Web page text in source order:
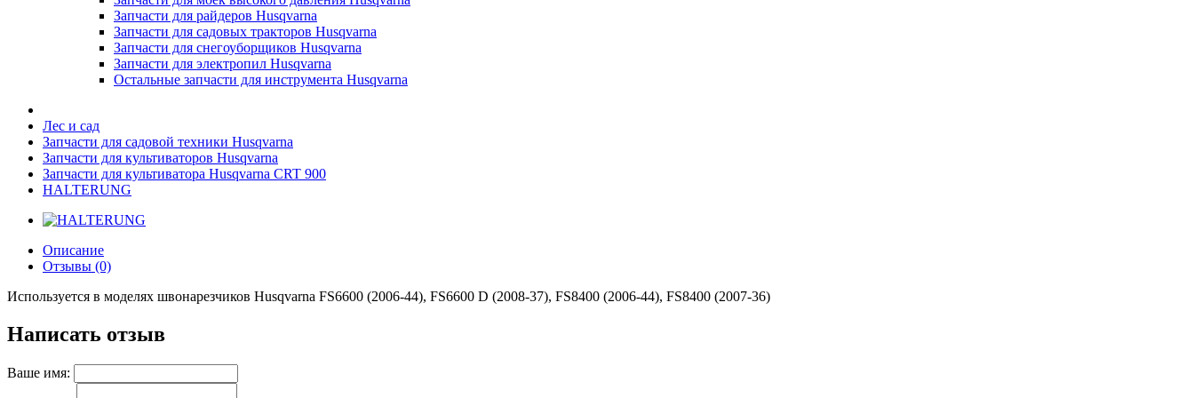
Запчасти для райдеров Husqvarna
Запчасти для садовых тракторов Husqvarna
Запчасти для снегоуборщиков Husqvarna
Запчасти для электропил Husqvarna
Остальные запчасти для инструмента Husqvarna
Лес и сад
Запчасти для садовой техники Husqvarna
Запчасти для культиваторов Husqvarna
Запчасти для культиватора Husqvarna CRT 900
HALTERUNG
Описание
Отзывы (0)
Используется в моделях швонарезчиков Husqvarna FS6600 (2006-44), FS6600 D (2008-37), FS8400 (2006-44), FS8400 (2007-36)
Написать отзыв
Ваше имя: